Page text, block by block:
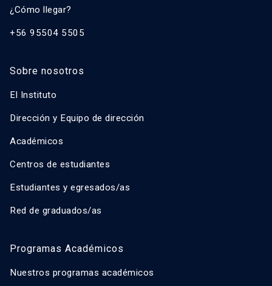
¿Cómo llegar?
+56 95504 5505
Sobre nosotros
El Instituto
Dirección y Equipo de dirección
Académicos
Centros de estudiantes
Estudiantes y egresados/as
Red de graduados/as
Programas Académicos
Nuestros programas académicos